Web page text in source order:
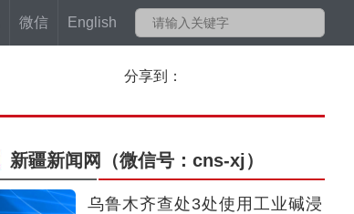
微信 English
分享到：
新疆新闻网 （微信号：cns-xj）
乌鲁木齐查处3处使用工业碱浸